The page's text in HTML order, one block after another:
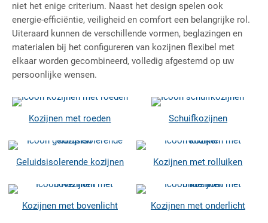
niet het enige criterium. Naast het design spelen ook
energie-efficiëntie, veiligheid en comfort een belangrijke rol.
Uiteraard kunnen de verschillende vormen, beglazingen en
materialen bij het configureren van kozijnen flexibel met
elkaar worden gecombineerd, volledig afgestemd op uw
persoonlijke wensen.
Kozijnen met roeden Schuifkozijnen
Geluidsisolerende kozijnen Kozijnen met rolluiken
Kozijnen met bovenlicht Kozijnen met onderlicht